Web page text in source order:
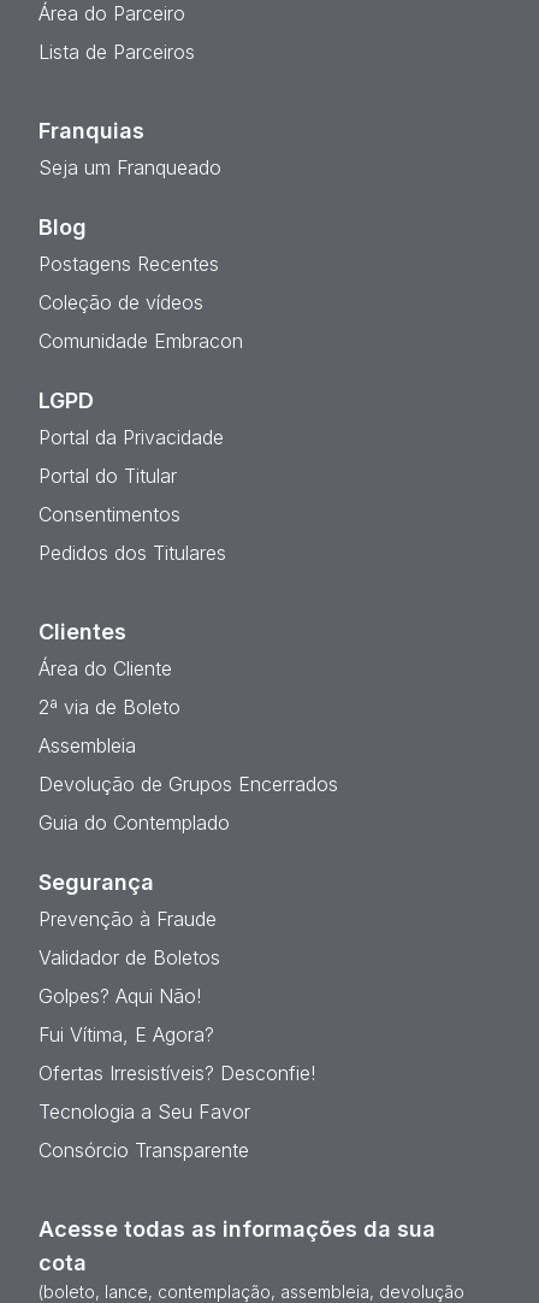
Área do Parceiro
Lista de Parceiros
Franquias
Seja um Franqueado
Blog
Postagens Recentes
Coleção de vídeos
Comunidade Embracon
LGPD
Portal da Privacidade
Portal do Titular
Consentimentos
Pedidos dos Titulares
Clientes
Área do Cliente
2ª via de Boleto
Assembleia
Devolução de Grupos Encerrados
Guia do Contemplado
Segurança
Prevenção à Fraude
Validador de Boletos
Golpes? Aqui Não!
Fui Vítima, E Agora?
Ofertas Irresistíveis? Desconfie!
Tecnologia a Seu Favor
Consórcio Transparente
Acesse todas as informações da sua
cota
(boleto, lance, contemplação, assembleia, devolução